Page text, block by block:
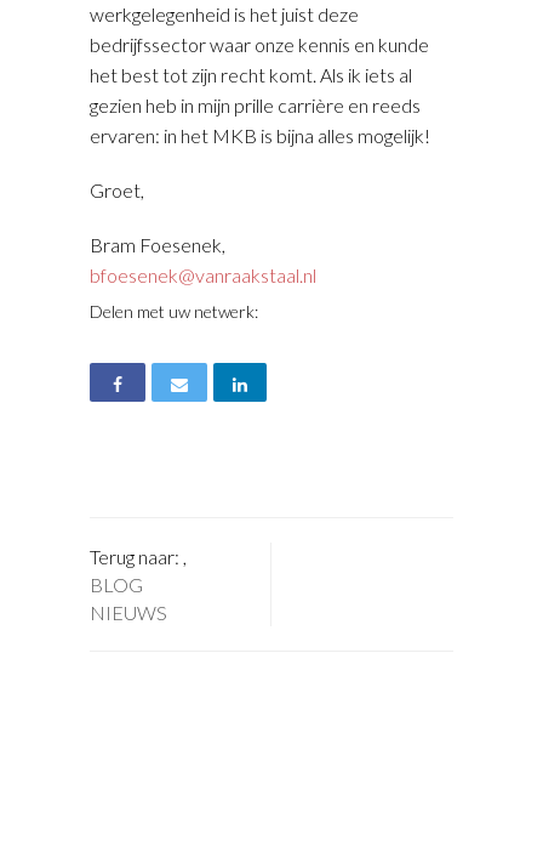
werkgelegenheid is het juist deze
bedrijfssector waar onze kennis en kunde
het best tot zijn recht komt. Als ik iets al
gezien heb in mijn prille carrière en reeds
ervaren: in het MKB is bijna alles mogelijk!
Groet,
Bram Foesenek,
bfoesenek@vanraakstaal.nl
Delen met uw netwerk:
Terug naar:
BLOG
,
NIEUWS